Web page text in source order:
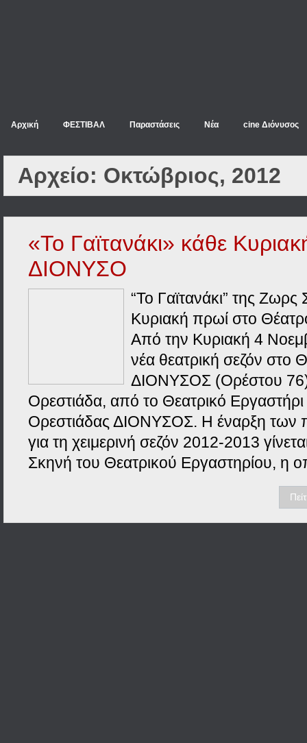
Αρχική ΦΕΣΤΙΒΑΛ Παραστάσεις Νέα cine Διόνυσος
Αρχείο: Οκτώβριος, 2012
«Το Γαϊτανάκι» κάθε
ΔΙΟΝΥΣΟ
“Το Γαϊτανάκι” της
Κυριακή πρωί στο
Από την Κυριακή 4
νέα θεατρική σεζόν στο
ΔΙΟΝΥΣΟΣ (Ορέστου
Ορεστιάδα, από το Θεατρικό
Ορεστιάδας ΔΙΟΝΥΣΟΣ. Η έναρξη των
για τη χειμερινή σεζόν 2012-2013
Σκηνή του Θεατρικού Εργαστηρίου, η